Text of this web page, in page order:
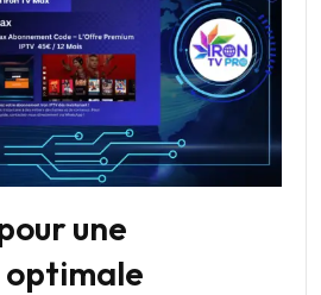
une